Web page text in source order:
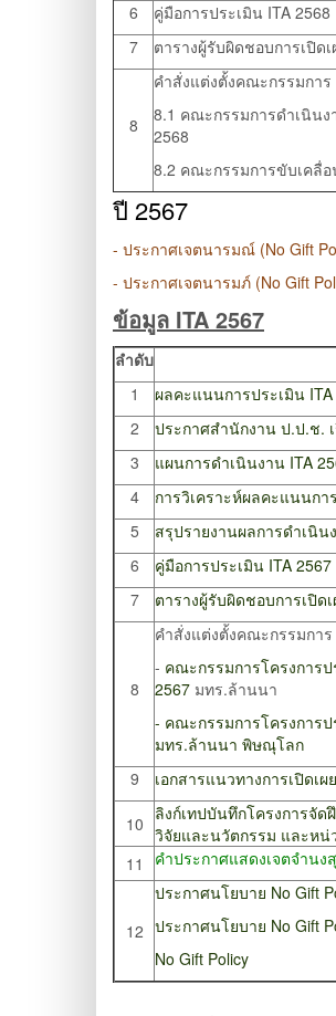
6
คู่มือการประเมิน ITA 2568
7
ตารางผู้รับผิดชอบการเปิ
8
คำสั่งแต่งตั้งคณะกรรมกา
8.1 คณะกรรมการดำเนินง
2568
8.2 คณะกรรมการขับเคลื่
ปี 2567
- ประกาศเจตนารมณ์ (No Gift
- ประกาศเจตนารมภ์ (No Gift
ข้อมูล ITA 2567
ลำดับ
1
ผลคะแนนการประเมิน
2
ประกาศสำนักงาน ป.ป.ช. เ
3
แผนการดำเนินงาน ITA
4
การวิเคราะห์ผลคะแนนก
5
สรุปรายงานผลการดำเนิ
6
คู่มือการประเมิน ITA 2567
7
ตารางผู้รับผิดชอบการเปิ
8
คำสั่งแต่งตั้งคณะกรรมกา
- คณะกรรมการโครงการ
2567 มทร.ล้านนา
- คณะกรรมการโครงการ
มทร.ล้านนา พิษณุโลก
9
เอกสารแนวทางการเปิดเ
10 ลิงก์เทปบันทึกโครงการจั
วิจัยและนวัตกรรม และหน่
11
คำประกาศแสดงเจตจำน
12
ประกาศนโยบาย No Gift
ประกาศนโยบาย No Gift
No Gift Policy